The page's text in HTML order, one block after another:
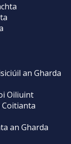
an Gharda
Oiliuint
Coitianta
an Gharda